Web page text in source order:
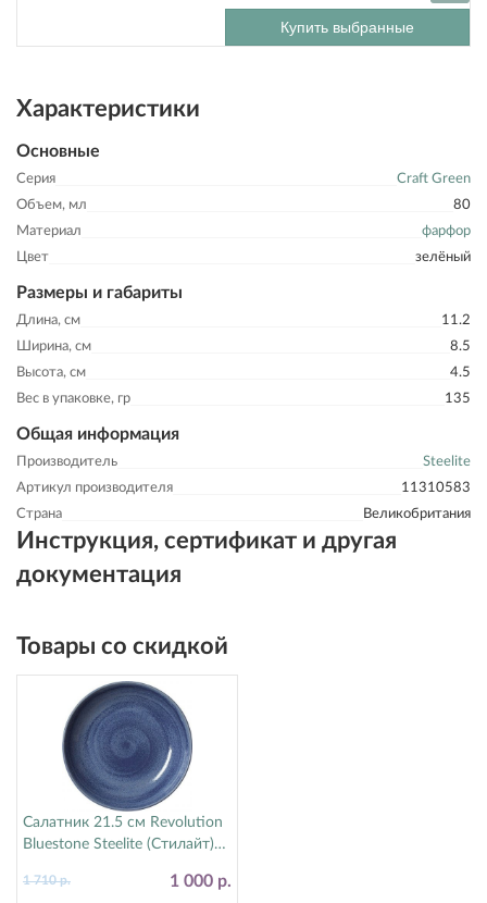
Купить выбранные
Характеристики
Основные
Серия
Craft Green
Объем, мл
80
Материал
фарфор
Цвет
зелёный
Размеры и габариты
Длина, см
11.2
Ширина, см
8.5
Высота, см
4.5
Вес в упаковке, гр
135
Общая информация
Производитель
Steelite
Артикул производителя
11310583
Страна
Великобритания
Инструкция, сертификат и другая
документация
Товары со скидкой
Салатник 21.5 см Revolution
Bluestone Steelite (Стилайт)
1 000 р.
1 710 р.